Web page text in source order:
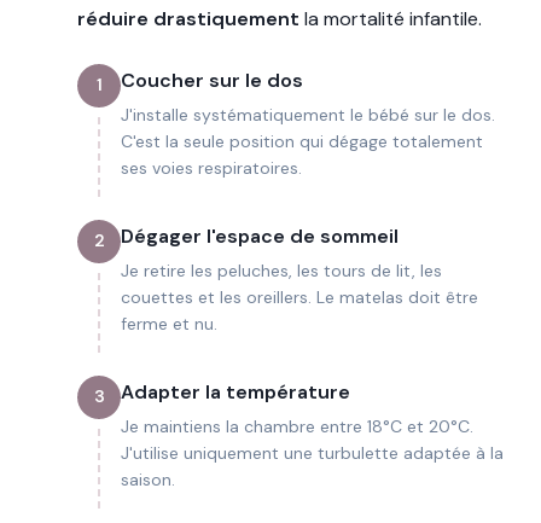
réduire drastiquement la mortalité infantile.
1 Coucher sur le dos
J'installe systématiquement le bébé sur le dos.
C'est la seule position qui dégage totalement
ses voies respiratoires.
2 Dégager l'espace de sommeil
Je retire les peluches, les tours de lit, les
couettes et les oreillers. Le matelas doit être
ferme et nu.
3 Adapter la température
Je maintiens la chambre entre 18°C et 20°C.
J'utilise uniquement une turbulette adaptée à la
saison.